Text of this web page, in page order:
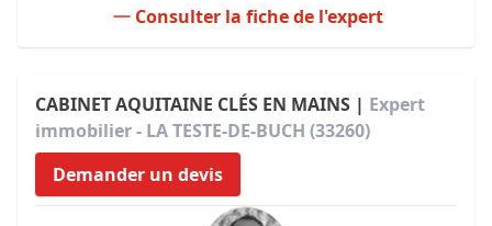
Consulter la fiche de l'expert
CABINET AQUITAINE CLÉS EN MAINS | Expert
immobilier - LA TESTE-DE-BUCH (33260)
Demander un devis